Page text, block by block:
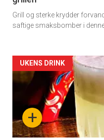
Grill og sterke krydder
saftige smaksbomber i
Forsiden
akkurat
nå
-
+
UKENS DRINK